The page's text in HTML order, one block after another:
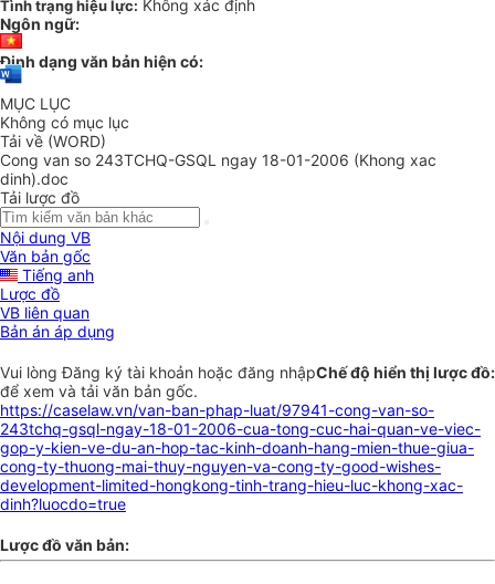
Tình trạng hiệu lực: Không xác định
Ngôn ngữ:
Định dạng văn bản hiện có:
MỤC LỤC
Không có mục lục
Tải về (WORD)
Cong van so 243TCHQ-GSQL ngay 18-01-2006 (Khong xac
dinh).doc
Tải lược đồ
Nội dung VB
Văn bản gốc
Tiếng anh
Lược đồ
VB liên quan
Bản án áp dụng
Chế độ hiển thị lược đồ:
Vui lòngĐăng ký tài khoản hoặc đăng nhập
để xem và tải văn bản gốc.
https://caselaw.vn/van-ban-phap-luat/97941-cong-van-so-
243tchq-gsql-ngay-18-01-2006-cua-tong-cuc-hai-quan-ve-viec-
gop-y-kien-ve-du-an-hop-tac-kinh-doanh-hang-mien-thue-giua-
cong-ty-thuong-mai-thuy-nguyen-va-cong-ty-good-wishes-
development-limited-hongkong-tinh-trang-hieu-luc-khong-xac-
dinh?luocdo=true
Lược đồ văn bản: